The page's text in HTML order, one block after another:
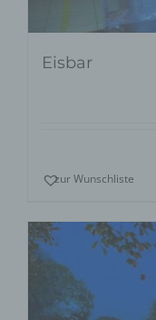
Eisbar
zur Wunschliste